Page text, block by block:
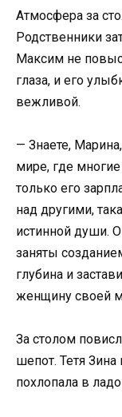
Атмосфера за
Родственники
Максим не
глаза, и его
вежливой.
— Знаете,
мире, где
только его
над другими,
истинной души.
заняты
глубина и
женщину своей
За столом
шепот. Тетя
похлопала в